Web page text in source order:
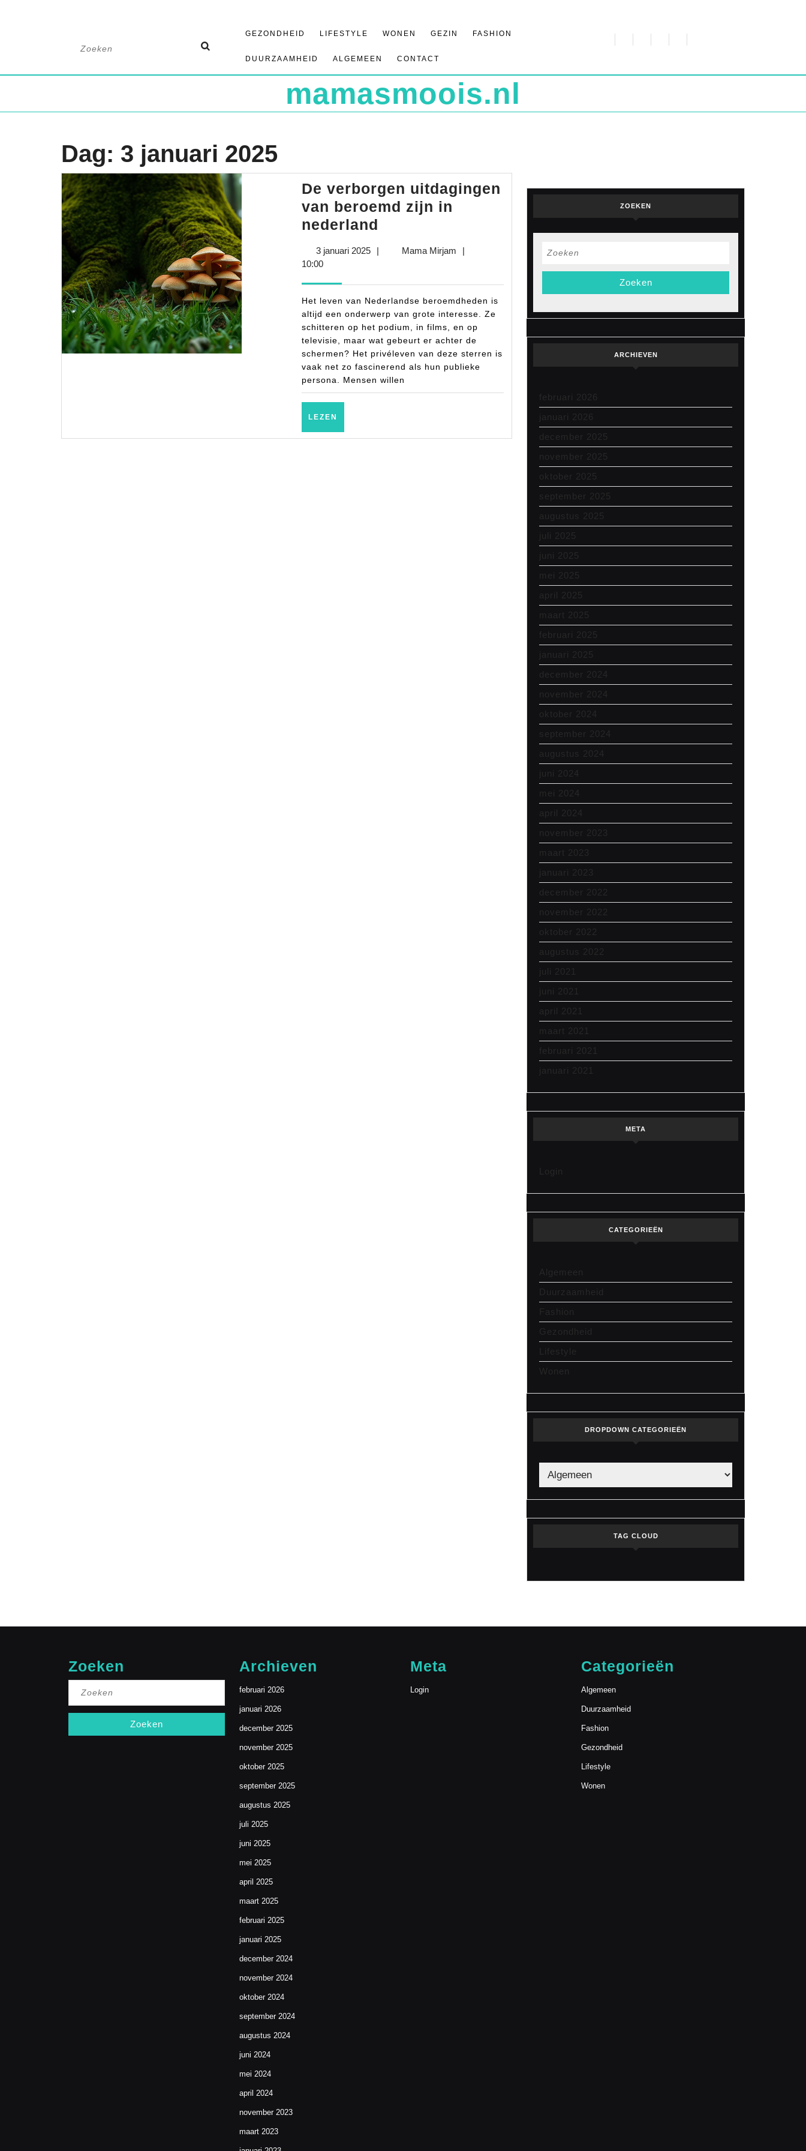
GEZONDHEID LIFESTYLE WONEN GEZIN FASHION
DUURZAAMHEID ALGEMEEN CONTACT
mamasmoois.nl
Dag: 3 januari 2025
De verborgen uitdagingen
van beroemd zijn in
nederland
uitdagingen
beroemd
zijn
in
nederland
3 januari 20253
| Mama MirjamMama
|
10:00
Het leven van Nederlandse beroemdheden is
altijd een onderwerp van grote interesse. Ze
schitteren op het podium, in films, en op
televisie, maar wat gebeurt er achter de
schermen? Het privéleven van deze sterren is
vaak net zo fascinerend als hun publieke
persona. Mensen willen
LEZEN
ZOEKEN
Zoek
ARCHIEVEN
februari 2026
januari 2026
december 2025
november 2025
oktober 2025
september 2025
augustus 2025
juli 2025
juni 2025
mei 2025
april 2025
maart 2025
februari 2025
januari 2025
december 2024
november 2024
oktober 2024
september 2024
augustus 2024
juni 2024
mei 2024
april 2024
november 2023
maart 2023
januari 2023
december 2022
november 2022
oktober 2022
augustus 2022
juli 2021
juni 2021
april 2021
maart 2021
februari 2021
januari 2021
META
Login
CATEGORIEËN
Algemeen
Duurzaamheid
Fashion
Gezondheid
Lifestyle
Wonen
DROPDOWN CATEGORIEËN
TAG CLOUD
Zoeken
naar:
Archieven
februari 2026
januari 2026
december 2025
november 2025
oktober 2025
september 2025
augustus 2025
juli 2025
juni 2025
mei 2025
april 2025
maart 2025
februari 2025
januari 2025
december 2024
november 2024
oktober 2024
september 2024
augustus 2024
juni 2024
mei 2024
april 2024
november 2023
maart 2023
Meta
Login
Categorieën
Algemeen
Duurzaamheid
Fashion
Gezondheid
Lifestyle
Wonen